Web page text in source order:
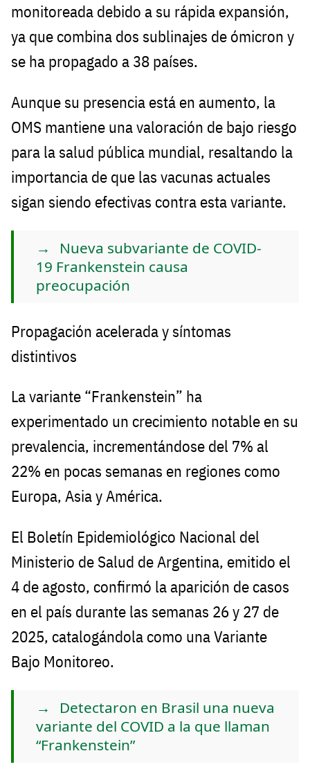
monitoreada debido a su rápida expansión,
ya que combina dos sublinajes de ómicron y
se ha propagado a 38 países.
Aunque su presencia está en aumento, la
OMS mantiene una valoración de bajo riesgo
para la salud pública mundial, resaltando la
importancia de que las vacunas actuales
sigan siendo efectivas contra esta variante.
Nueva subvariante de COVID-
19 Frankenstein causa
preocupación
Propagación acelerada y síntomas
distintivos
La variante “Frankenstein” ha
experimentado un crecimiento notable en su
prevalencia, incrementándose del 7% al
22% en pocas semanas en regiones como
Europa, Asia y América.
El Boletín Epidemiológico Nacional del
Ministerio de Salud de Argentina, emitido el
4 de agosto, confirmó la aparición de casos
en el país durante las semanas 26 y 27 de
2025, catalogándola como una Variante
Bajo Monitoreo.
Detectaron en Brasil una nueva
variante del COVID a la que llaman
“Frankenstein”